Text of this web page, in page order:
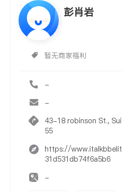
彭肖岩
暂无商家福利
-
-
43-18 robinson St.,
55
https://
31d531db74f6a5b6
-